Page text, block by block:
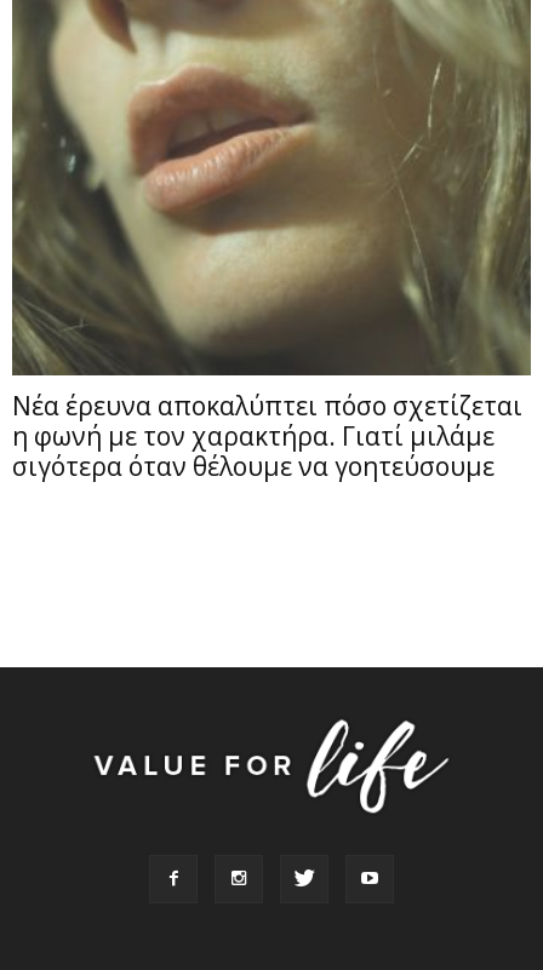
Νέα έρευνα αποκαλύπτει πόσο σχετίζεται
η φωνή με τον χαρακτήρα. Γιατί μιλάμε
σιγότερα όταν θέλουμε να γοητεύσουμε